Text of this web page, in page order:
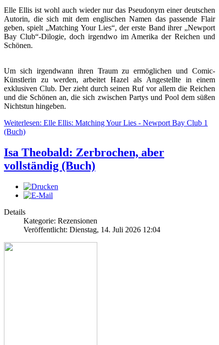
Elle Ellis ist wohl auch wieder nur das Pseudonym einer deutschen
Autorin, die sich mit dem englischen Namen das passende Flair
geben, spielt „Matching Your Lies“, der erste Band ihrer „Newport
Bay Club“-Dilogie, doch irgendwo im Amerika der Reichen und
Schönen.
Um sich irgendwann ihren Traum zu ermöglichen und Comic-
Künstlerin zu werden, arbeitet Hazel als Angestellte in einem
exklusiven Club. Der zieht durch seinen Ruf vor allem die Reichen
und die Schönen an, die sich zwischen Partys und Pool dem süßen
Nichtstun hingeben.
Weiterlesen: Elle Ellis: Matching Your Lies - Newport Bay Club 1
(Buch)
Isa Theobald: Zerbrochen, aber
vollständig (Buch)
Details
Kategorie: Rezensionen
Veröffentlicht: Dienstag, 14. Juli 2026 12:04